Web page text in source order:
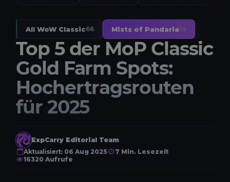
All WoW Classic66 Mists of Pandaria14
Top 5 der MoP Classic
Gold Farm Spots:
Hochertragsrouten
für 2025
ExpCarry Editorial Team
Aktualisiert: 06 Aug 2025
7 Min. Lesezeit
16320 Aufrufe